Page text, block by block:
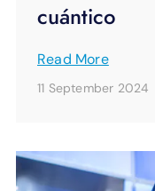
cuántico
Read More
11 September 2024